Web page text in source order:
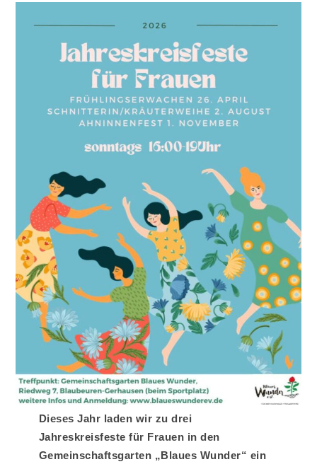
Dieses Jahr laden wir zu drei
Jahreskreisfeste für Frauen in den
Gemeinschaftsgarten „Blaues Wunder“ ein